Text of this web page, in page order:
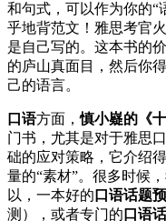
和句式，可以作为你的“
乎地背范文！雅思考官
是自己写的。这本书的
的庐山真面目，然后你
己的语言。
口语方面，慎小嶷的《
门书，尤其是对于雅思
础的应对策略，它介绍
量的“素材”。很多时候
以，一本好的 口语话题
测），或者专门的 口语